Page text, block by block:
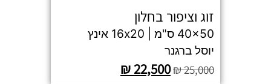
זוג וציפור בחלון
40x50 ס"מ | 16x20 אינץ
יוסל ברגנר
₪25,000
₪22,500